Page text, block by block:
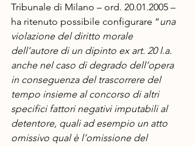
Tribunale di Milano – ord. 20.01.2005 –
ha ritenuto possibile configurare “una
violazione del diritto morale
dell’autore di un dipinto ex art. 20 l.a.
anche nel caso di degrado dell’opera
in conseguenza del trascorrere del
tempo insieme al concorso di altri
specifici fattori negativi imputabili al
detentore, quali ad esempio un atto
omissivo qual è l’omissione del